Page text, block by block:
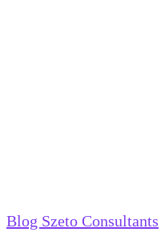
Blog Szeto Consultants